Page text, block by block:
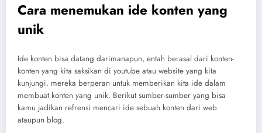
Cara menemukan ide konten yang
unik
Ide konten bisa datang darimanapun, entah berasal dari konten-
konten yang kita saksikan di youtube atau website yang kita
kunjungi. mereka berperan untuk memberikan kita ide dalam
membuat konten yang unik. Berikut sumber-sumber yang bisa
kamu jadikan refrensi mencari ide sebuah konten dari web
ataupun blog.